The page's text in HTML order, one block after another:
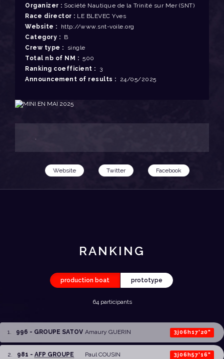
Organizer : Société Nautique de la Trinité sur Mer (SNT)
Race director : LE BLEVEC Yves
Website :
http://www.snt-voile.org
Category : B
Crew type : single
Total nb of NM : 500
Ranking coefficient : 3
Announcement of results : 24/05/2025
.
Website Twitter Facebook
RANKING
production boat prototype
64 participants
1. 996 - GROUPE SATOV Amaury GUERIN 3j06h17'20"
2. 981 - AFP GROUPE
Paul COUSIN 3j06h57'16"